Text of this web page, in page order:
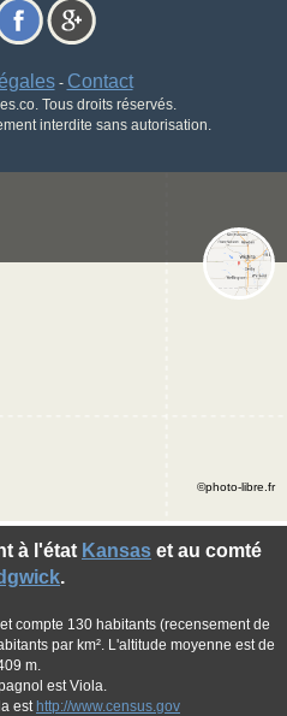
- Contact
Tous droits réservés.
interdite sans autorisation.
à l'état Kansas et au comté
.
compte 130 habitants (recensement de
par km². L'altitude moyenne est de
m.
est Viola.
est http://www.census.gov
©photo-libre.fr